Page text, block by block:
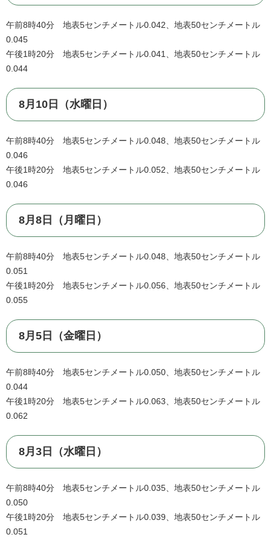
午前8時40分 地表5センチメートル0.042、地表50センチメートル
0.045
午後1時20分 地表5センチメートル0.041、地表50センチメートル
0.044
8月10日（水曜日）
午前8時40分 地表5センチメートル0.048、地表50センチメートル
0.046
午後1時20分 地表5センチメートル0.052、地表50センチメートル
0.046
8月8日（月曜日）
午前8時40分 地表5センチメートル0.048、地表50センチメートル
0.051
午後1時20分 地表5センチメートル0.056、地表50センチメートル
0.055
8月5日（金曜日）
午前8時40分 地表5センチメートル0.050、地表50センチメートル
0.044
午後1時20分 地表5センチメートル0.063、地表50センチメートル
0.062
8月3日（水曜日）
午前8時40分 地表5センチメートル0.035、地表50センチメートル
0.050
午後1時20分 地表5センチメートル0.039、地表50センチメートル
0.051